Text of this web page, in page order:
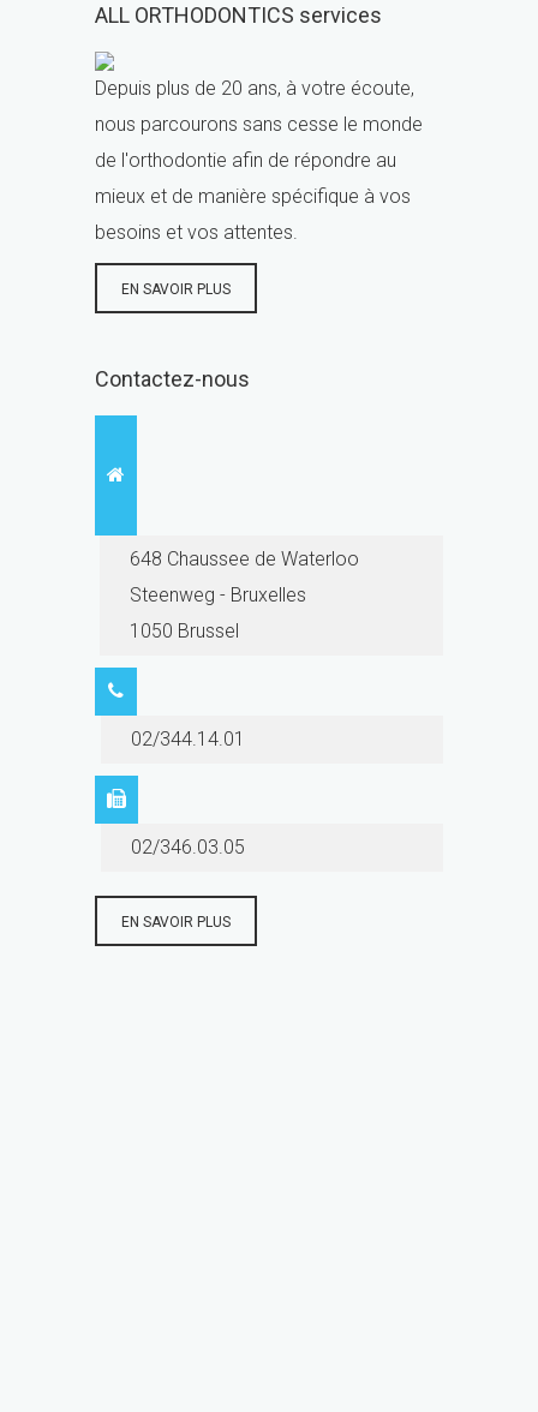
ALL ORTHODONTICS services
Depuis plus de 20 ans, à votre écoute,
nous parcourons sans cesse le monde
de l'orthodontie afin de répondre au
mieux et de manière spécifique à vos
besoins et vos attentes.
EN SAVOIR PLUS
Contactez-nous
648 Chaussee de Waterloo
Steenweg - Bruxelles
1050 Brussel
02/344.14.01
02/346.03.05
EN SAVOIR PLUS